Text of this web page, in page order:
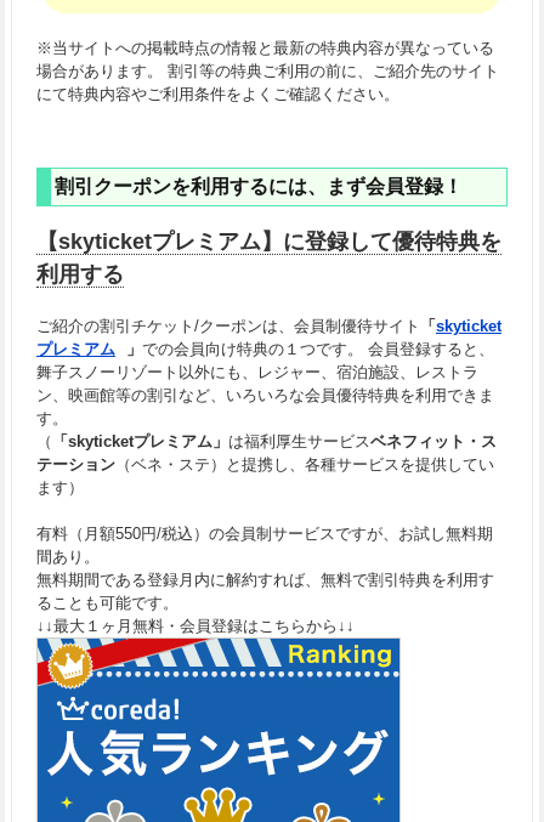
※当サイトへの掲載時点の情報と最新の特典内容が異なっている
場合があります。 割引等の特典ご利用の前に、ご紹介先のサイト
にて特典内容やご利用条件をよくご確認ください。
割引クーポンを利用するには、まず会員登録！
【skyticketプレミアム】に登録して優待特典を
利用する
ご紹介の割引チケット/クーポンは、会員制優待サイト 「 skyticket
プレミアム
」 での会員向け特典の１つです。 会員登録すると、
舞子スノーリゾート以外にも、レジャー、宿泊施設、レストラ
ン、映画館等の割引など、いろいろな会員優待特典を利用できま
す。
（ 「skyticketプレミアム」 は福利厚生サービスベネフィット・ス
テーション（ベネ・ステ）と提携し、各種サービスを提供してい
ます）
有料（月額550円/税込）の会員制サービスですが、 お試し無料期
間あり。
無料期間である登録月内に解約すれば、無料で割引特典を利用す
ることも可能です。
↓↓最大１ヶ月無料・会員登録はこちらから↓↓